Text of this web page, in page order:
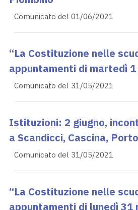
Comunicato del 01/06/2021
“La Costituzione nelle
appuntamenti di martedì 1
Comunicato del 31/05/2021
Istituzioni: 2 giugno,
a Scandicci, Cascina,
Comunicato del 31/05/2021
“La Costituzione nelle
appuntamenti di lunedì 31